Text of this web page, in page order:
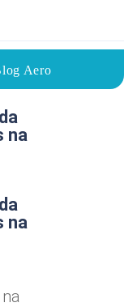
Aero
02/09/2023
na
na